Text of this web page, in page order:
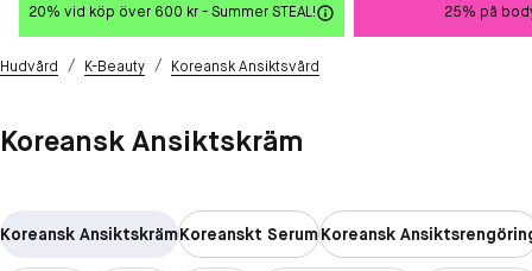
20% vid köp över 600 kr - Summer STEAL! 25% på
Hudvård / K-Beauty / Koreansk Ansiktsvård
Koreansk Ansiktskräm
Koreansk AnsiktskrämKoreanskt SerumKoreansk